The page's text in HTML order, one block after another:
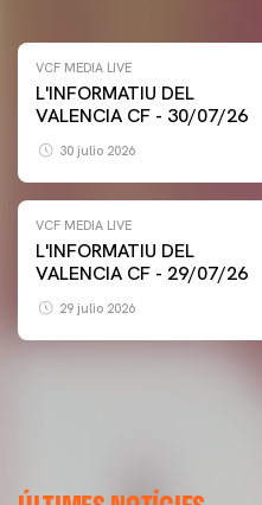
VCF MEDIA LIVE
L'INFORMATIU DEL
VALENCIA CF - 30/07/26
30 julio 2026
VCF MEDIA LIVE
L'INFORMATIU DEL
VALENCIA CF - 29/07/26
29 julio 2026